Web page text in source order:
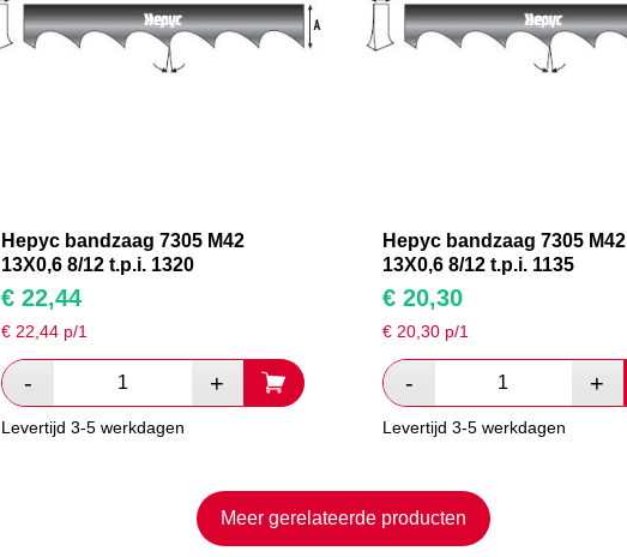
Hepyc bandzaag 7305 M42
13X0,6 8/12 t.p.i. 1320
€ 22,44
€22,44 p/1
Levertijd 3-5 werkdagen
Hepyc bandzaag 7305 M42
13X0,6 8/12 t.p.i. 1135
€20,30
€ 20,30p/1
Levertijd 3-5 werkdagen
Meer gerelateerde producten